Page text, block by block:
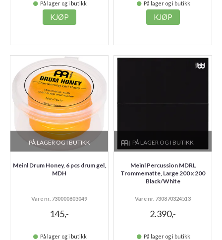
På lager og i butikk
KJØP
På lager og i butikk
KJØP
PÅ LAGER OG I BUTIKK
Meinl Drum Honey, 6 pcs drum gel,
MDH
Vare nr. 730000803049
145,-
På lager og i butikk
PÅ LAGER OG I BUTIKK
Meinl Percussion MDRL
Trommematte, Large 200 x 200
Black/White
Vare nr. 730870324513
2.390,-
På lager og i butikk